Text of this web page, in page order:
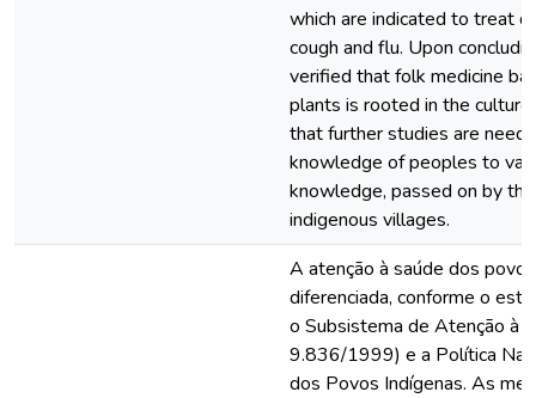
which are indicated to treat
cough and flu. Upon
verified that folk medicine
plants is rooted in the
that further studies are
knowledge of peoples to
knowledge, passed on by
indigenous villages.
A atenção à saúde dos
diferenciada, conforme o
o Subsistema de Atenção à
9.836/1999) e a Política
dos Povos Indígenas. As